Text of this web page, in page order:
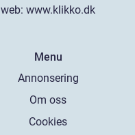
web: www.klikko.dk
Menu
Annonsering
Om oss
Cookies